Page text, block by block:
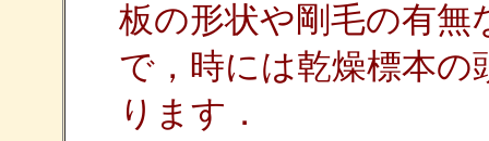
板の形状や剛毛の有
で，時には乾燥標本
ります．